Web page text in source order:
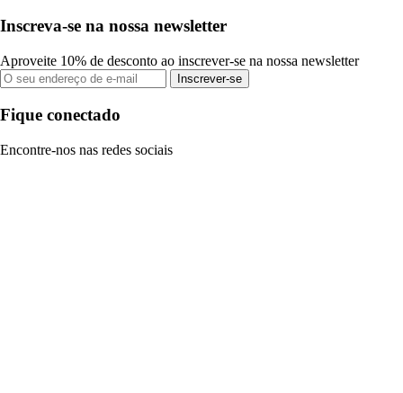
Inscreva-se na nossa newsletter
Aproveite 10% de desconto ao inscrever-se na nossa newsletter
Inscrever-se
Fique conectado
Encontre-nos nas redes sociais